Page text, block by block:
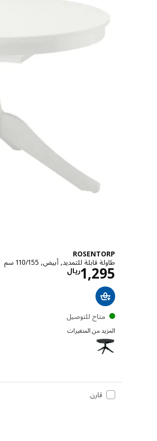
ROSENTORP
طاولة قابلة للتمديد, أبيض, ‎110/155 سم‏
ريال1,295 الاسعار ريال 1295
متاح للتوصيل
المزيد من المتغيرات
ROSENTORP
قارن